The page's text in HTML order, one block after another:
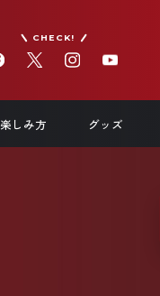
CHECK!
楽しみ方 グッズ